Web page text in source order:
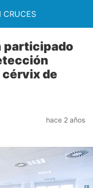
CRUCES
participado
cérvix de
hace 2 años